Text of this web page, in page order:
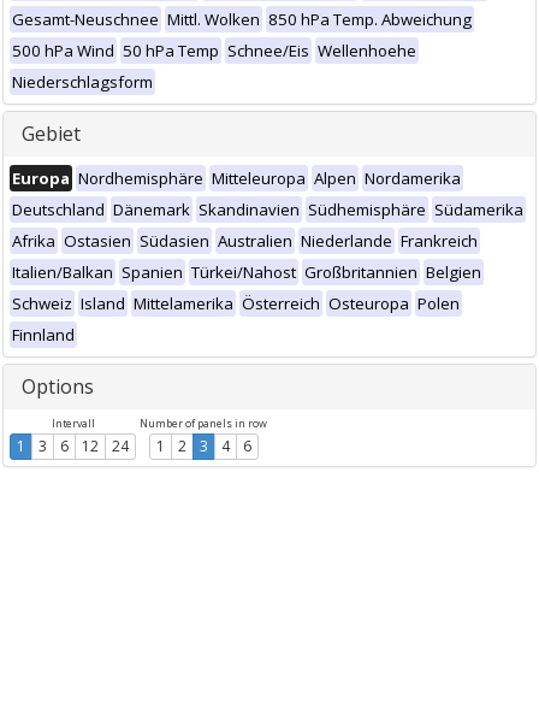
Gesamt-Neuschnee Mittl. Wolken 850 hPa Temp. Abweichung
500 hPa Wind 50 hPa Temp Schnee/Eis Wellenhoehe
Niederschlagsform
Gebiet
Europa Nordhemisphäre Mitteleuropa Alpen Nordamerika
Deutschland Dänemark Skandinavien Südhemisphäre Südamerika
Afrika Ostasien Südasien Australien Niederlande Frankreich
Italien/Balkan Spanien Türkei/Nahost Großbritannien Belgien
Schweiz Island Mittelamerika Österreich Osteuropa Polen
Finnland
Options
Intervall
1 3 6 12 24
Number of panels in row
1 2 3 4 6